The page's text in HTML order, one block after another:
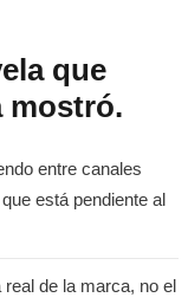
que
mostró.
entre canales
está pendiente al
de la marca, no el